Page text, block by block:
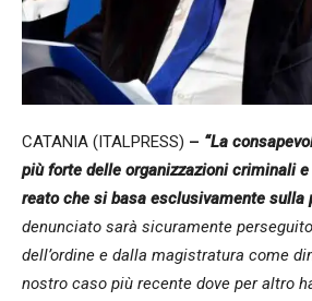
CATANIA (ITALPRESS) – “La
più forte delle organizzazioni criminali e
reato che si basa esclusivamente sulla
denunciato sarà sicuramente
dell’ordine e dalla magistratura come
nostro caso più recente dove per altro